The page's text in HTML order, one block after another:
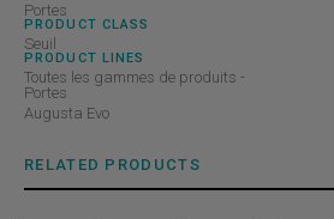
Portes
PRODUCT CLASS
Seuil
PRODUCT LINES
Toutes les gammes de produits -
Portes
Augusta Evo
RELATED PRODUCTS